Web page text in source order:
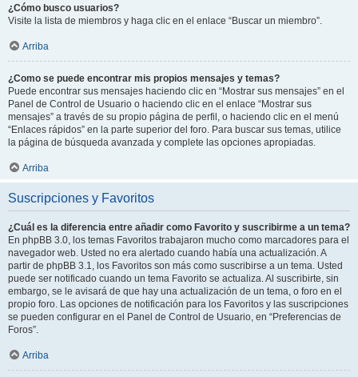
¿Cómo busco usuarios?
Visite la lista de miembros y haga clic en el enlace “Buscar un miembro”.
Arriba
¿Como se puede encontrar mis propios mensajes y temas?
Puede encontrar sus mensajes haciendo clic en “Mostrar sus mensajes” en el
Panel de Control de Usuario o haciendo clic en el enlace “Mostrar sus
mensajes” a través de su propio página de perfil, o haciendo clic en el menú
“Enlaces rápidos” en la parte superior del foro. Para buscar sus temas, utilice
la página de búsqueda avanzada y complete las opciones apropiadas.
Arriba
Suscripciones y Favoritos
¿Cuál es la diferencia entre añadir como Favorito y suscribirme a un tema?
En phpBB 3.0, los temas Favoritos trabajaron mucho como marcadores para el
navegador web. Usted no era alertado cuando había una actualización. A
partir de phpBB 3.1, los Favoritos son más como suscribirse a un tema. Usted
puede ser notificado cuando un tema Favorito se actualiza. Al suscribirte, sin
embargo, se le avisará de que hay una actualización de un tema, o foro en el
propio foro. Las opciones de notificación para los Favoritos y las suscripciones
se pueden configurar en el Panel de Control de Usuario, en “Preferencias de
Foros”.
Arriba